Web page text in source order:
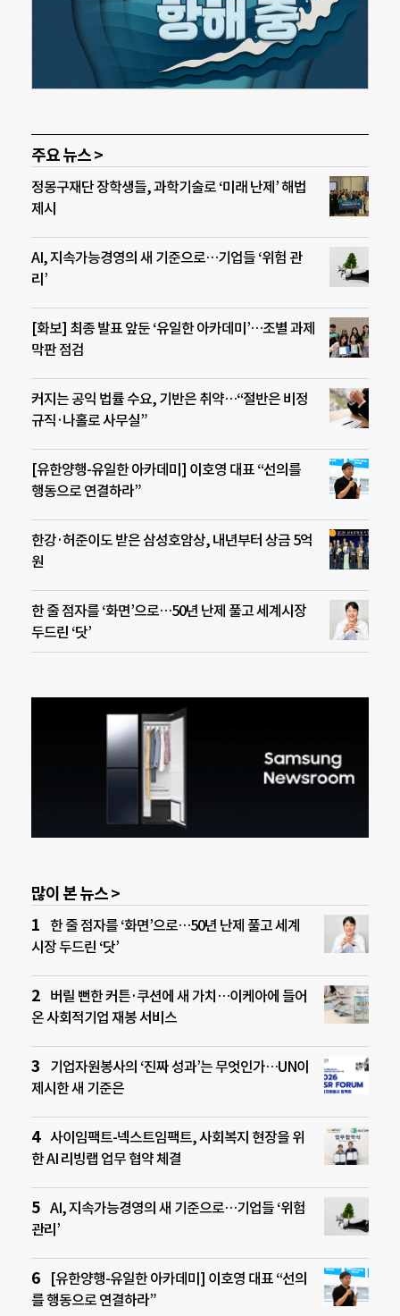
주요 뉴스 >
정몽구재단 장학생들, 과학기술로 ‘미래 난제’ 해법
제시
AI, 지속가능경영의 새 기준으로…기업들 ‘위험 관
리’
[화보] 최종 발표 앞둔 ‘유일한 아카데미’…조별 과제
막판 점검
커지는 공익 법률 수요, 기반은 취약…“절반은 비정
규직·나홀로 사무실”
[유한양행-유일한 아카데미] 이호영 대표 “선의를
행동으로 연결하라”
한강·허준이도 받은 삼성호암상, 내년부터 상금 5억
원
한 줄 점자를 ‘화면’으로…50년 난제 풀고 세계시장
두드린 ‘닷’
많이 본 뉴스 >
한 줄 점자를 ‘화면’으로…50년 난제 풀고 세계
시장 두드린 ‘닷’
버릴 뻔한 커튼·쿠션에 새 가치…이케아에 들어
온 사회적기업 재봉 서비스
기업자원봉사의 ‘진짜 성과’는 무엇인가…UN이
제시한 새 기준은
사이임팩트-넥스트임팩트, 사회복지 현장을 위
한 AI 리빙랩 업무 협약 체결
AI, 지속가능경영의 새 기준으로…기업들 ‘위험
관리’
[유한양행-유일한 아카데미] 이호영 대표 “선의
를 행동으로 연결하라”